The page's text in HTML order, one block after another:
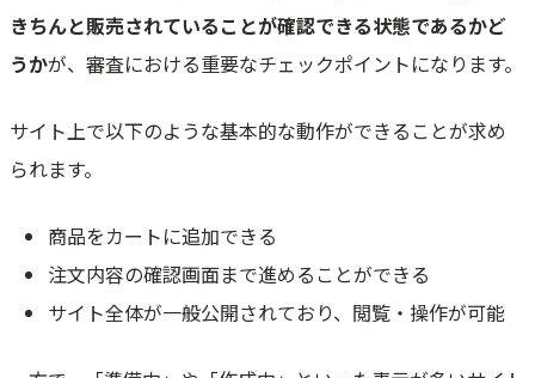
きちんと販売されていることが確認できる状態であるかど
うかが、審査における重要なチェックポイントになります。
サイト上で以下のような基本的な動作ができることが求め
られます。
商品をカートに追加できる
注文内容の確認画面まで進めることができる
サイト全体が一般公開されており、閲覧・操作が可能